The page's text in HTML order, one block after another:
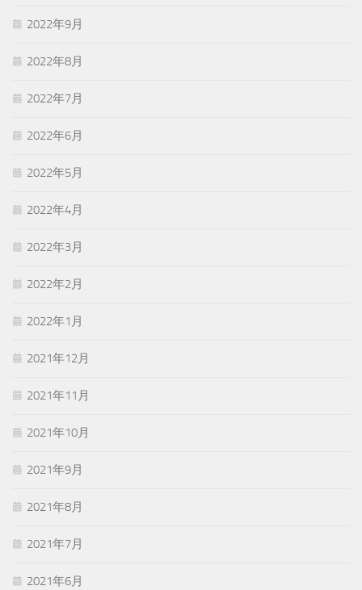
2022年9月
2022年8月
2022年7月
2022年6月
2022年5月
2022年4月
2022年3月
2022年2月
2022年1月
2021年12月
2021年11月
2021年10月
2021年9月
2021年8月
2021年7月
2021年6月